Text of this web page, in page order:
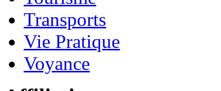
Transports
Vie Pratique
Voyance